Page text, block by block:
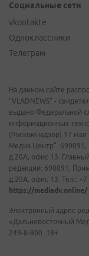
Социальные сети
vkontakte
Одноклассники
Телеграм
На данном сайте
"VLADNEWS" -
выдано Федеральной
информационных
(Роскомнадзор) 17
Медиа Центр". 690091,
д.20А, офис 13.
редакции: 690091,
д.20А, офис 13. Тел.: +7
https://mediadv.online/
Электронный адрес
«Дальневосточный
249-8-800. 18+